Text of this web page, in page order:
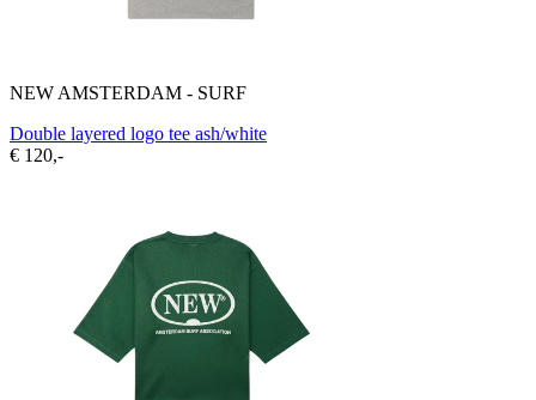
NEW AMSTERDAM - SURF
Double layered logo tee ash/white
€ 120,-